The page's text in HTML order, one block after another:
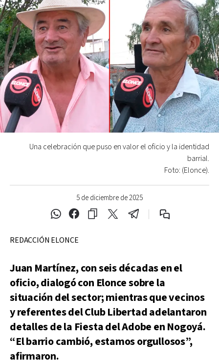
5 de diciembre de 2025
Una celebración que puso en valor el oficio y la identidad
barrial.
Foto: (Elonce).
REDACCIÓN ELONCE
Juan Martínez, con seis décadas en el
oficio, dialogó con Elonce sobre la
situación del sector; mientras que vecinos
y referentes del Club Libertad adelantaron
detalles de la Fiesta del Adobe en Nogoyá.
“El barrio cambió, estamos orgullosos”,
afirmaron.